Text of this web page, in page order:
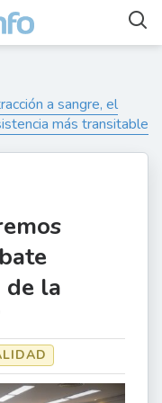
a sangre, el
más transitable
de la